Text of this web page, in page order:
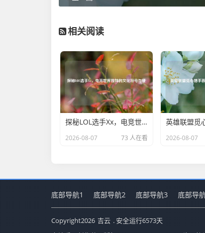
相关阅读
探秘LOL选手Xx，电竞世界独特的文化符号与梗
2026-08-07 73 人在看 2026-08-07
底部导航1 底部导航2 底部导航3 底部导
Copyright2026 吉云 . 安全运行6573天